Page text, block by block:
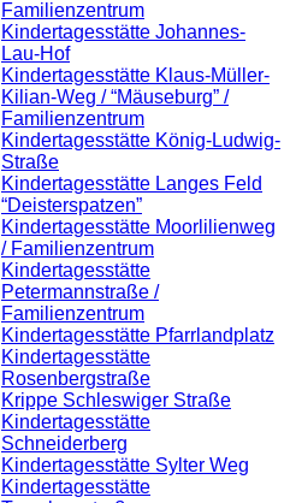
Familienzentrum
Kindertagesstätte Johannes-
Lau-Hof
Kindertagesstätte Klaus-Müller-
Kilian-Weg / “Mäuseburg” /
Familienzentrum
Kindertagesstätte König-Ludwig-
Straße
Kindertagesstätte Langes Feld
“Deisterspatzen”
Kindertagesstätte Moorlilienweg
/ Familienzentrum
Kindertagesstätte
Petermannstraße /
Familienzentrum
Kindertagesstätte Pfarrlandplatz
Kindertagesstätte
Rosenbergstraße
Krippe Schleswiger Straße
Kindertagesstätte
Schneiderberg
Kindertagesstätte Sylter Weg
Kindertagesstätte